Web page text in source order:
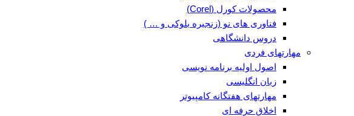
محصولات کورل (Corel)
فناوری های نو (زنجیره بلوکی و … )
دروس دانشگاهی
مهارتهای فردی
اصول اولیه برنامه نویسی
زبان انگلیسی
مهارتهای هفتگانه کامپیوتر
اخلاق حرفه ای